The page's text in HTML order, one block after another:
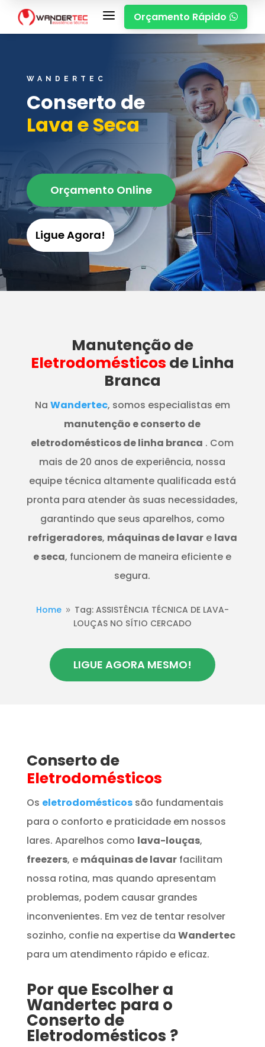
a Orçamento Rápido 
WANDERTEC
Conserto de
Lava e Seca
Orçamento Online
Ligue Agora!
Manutençãode
Eletrodomésticos de Linha
Branca
Na Wandertec, somos especialistas em
manutenção e conserto de
eletrodomésticos de linha branca . Com
mais de 20 anos de experiência, nossa
equipe técnica altamente qualificada está
pronta para atender às suas necessidades,
garantindo que seus aparelhos, como
refrigeradores, máquinas de lavare lava
e seca, funcionem de maneira eficiente e
segura.
Home 9 Tag: ASSISTÊNCIA TÉCNICA DE LAVA-
LOUÇAS NO SÍTIO CERCADO
LIGUE AGORA MESMO!
Conserto de
Eletrodomésticos
Os eletrodomésticos são fundamentais
para o conforto e praticidade em nossos
lares. Aparelhos como lava-louças,
freezers, e máquinas de lavarfacilitam
nossa rotina, mas quando apresentam
problemas, podem causar grandes
inconvenientes. Em vez de tentar resolver
sozinho, confie na expertise da Wandertec
para um atendimento rápido e eficaz.
Por que Escolher a
Wandertec para o
Conserto de
Eletrodomésticos ?